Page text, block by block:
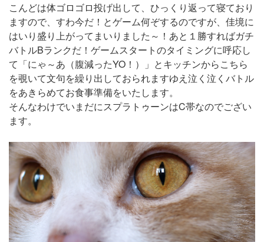
こんどは体ゴロゴロ投げ出して、ひっくり返って寝ており
ますので、すわ今だ！とゲーム何ぞするのですが、佳境に
はいり盛り上がってまいりました～！あと１勝すればガチ
バトルBランクだ！ゲームスタートのタイミングに呼応し
て「にゃ～あ（腹減ったYO！）」とキッチンからこちら
を覗いて文句を繰り出しておられますゆえ泣く泣くバトル
をあきらめてお食事準備をいたします。
そんなわけでいまだにスプラトゥーンはC帯なのでござい
ます。